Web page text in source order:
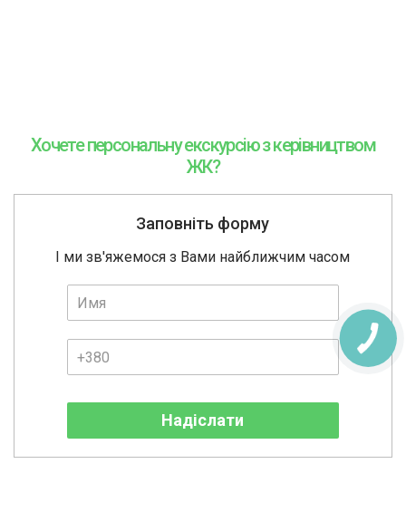
Хочете персональну екскурсію з керівництвом
ЖК?
Заповніть форму
І ми зв'яжемося з Вами найближчим часом